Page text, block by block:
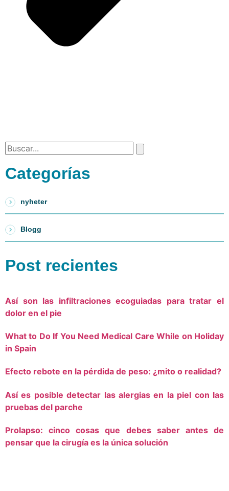
Categorías
nyheter
Blogg
Post recientes
Así son las infiltraciones ecoguiadas para tratar el
dolor en el pie
What to Do If You Need Medical Care While on Holiday
in Spain
Efecto rebote en la pérdida de peso: ¿mito o realidad?
Así es posible detectar las alergias en la piel con las
pruebas del parche
Prolapso: cinco cosas que debes saber antes de
pensar que la cirugía es la única solución